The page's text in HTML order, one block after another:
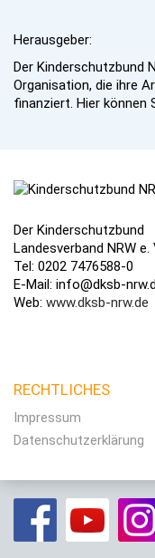
Herausgeber:
Der Kinderschutzbund
Organisation, die ihre
finanziert. Hier können
Der Kinderschutzbund
Landesverband NRW e.
Tel: 0202 7476588-0
E-Mail: info@dksb-
Web: www.dksb-nrw.de
RECHTLICHES
Impressum
Datenschutzerklärung